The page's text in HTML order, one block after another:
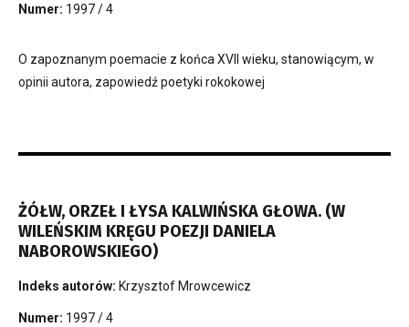
Numer: 1997 / 4
O zapoznanym poemacie z końca XVII wieku, stanowiącym, w
opinii autora, zapowiedź poetyki rokokowej
ŻÓŁW, ORZEŁ I ŁYSA KALWIŃSKA GŁOWA. (W
WILEŃSKIM KRĘGU POEZJI DANIELA
NABOROWSKIEGO)
Indeks autorów: Krzysztof Mrowcewicz
Numer: 1997 / 4